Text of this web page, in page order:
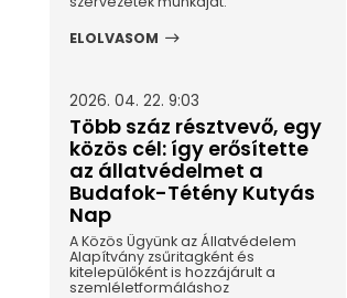
ELOLVASOM
2026. 04. 22. 9:03
Több száz résztvevő, egy
közös cél: így erősítette
az állatvédelmet a
Budafok-Tétény Kutyás
Nap
A Közös Ügyünk az Állatvédelem
Alapítvány zsűritagként és
kitelepülőként is hozzájárult a
szemléletformáláshoz